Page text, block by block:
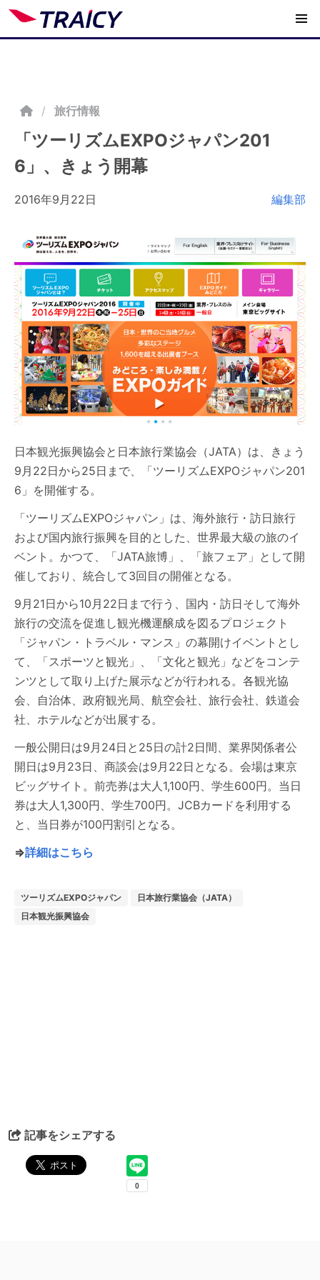
/ 旅行情報
「ツーリズムEXPOジャパン201
6」、きょう開幕
2016年9月22日 編集部
日本観光振興協会と日本旅行業協会（JATA）は、きょう
9月22日から25日まで、「ツーリズムEXPOジャパン201
6」を開催する。
「ツーリズムEXPOジャパン」は、海外旅行・訪日旅行
および国内旅行振興を目的とした、世界最大級の旅のイ
ベント。かつて、「JATA旅博」、「旅フェア」として開
催しており、統合して3回目の開催となる。
9月21日から10月22日まで行う、国内・訪日そして海外
旅行の交流を促進し観光機運醸成を図るプロジェクト
「ジャパン・トラベル・マンス」の幕開けイベントとし
て、「スポーツと観光」、「文化と観光」などをコンテ
ンツとして取り上げた展示などが行われる。各観光協
会、自治体、政府観光局、航空会社、旅行会社、鉄道会
社、ホテルなどが出展する。
一般公開日は9月24日と25日の計2日間、業界関係者公
開日は9月23日、商談会は9月22日となる。会場は東京
ビッグサイト。前売券は大人1,100円、学生600円。当日
券は大人1,300円、学生700円。JCBカードを利用する
と、当日券が100円割引となる。
⇒詳細はこちら
ツーリズムEXPOジャパン
日本旅行業協会（JATA）
日本観光振興協会
記事をシェアする